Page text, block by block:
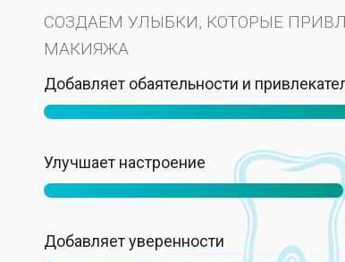
СОЗДАЕМ УЛЫБКИ, КОТОРЫЕ
МАКИЯЖА
Добавляет обаятельности и
Улучшает настроение
Добавляет уверенности